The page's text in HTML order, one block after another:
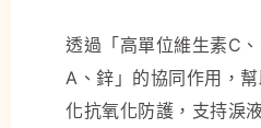
透過「高單位維生素C
A、鋅」的協同作用，
化抗氧化防護，支持淚